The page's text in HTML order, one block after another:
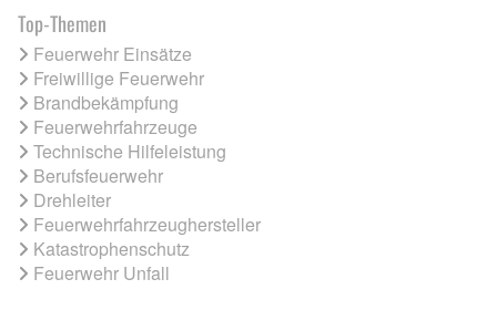
Top-Themen
Feuerwehr Einsätze
Freiwillige Feuerwehr
Brandbekämpfung
Feuerwehrfahrzeuge
Technische Hilfeleistung
Berufsfeuerwehr
Drehleiter
Feuerwehrfahrzeughersteller
Katastrophenschutz
Feuerwehr Unfall